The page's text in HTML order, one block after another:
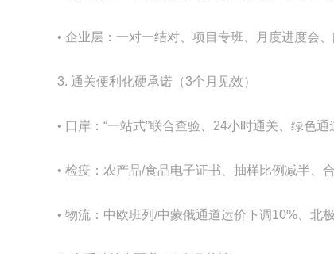
• 企业层：一对一结对、项目专班、月度进度会、
3. 通关便利化硬承诺（3个月见效）
• 口岸：“一站式”联合查验、24小时通关、绿色
• 检疫：农产品/食品电子证书、抽样比例减半、
• 物流：中欧班列/中蒙俄通道运价下调10%、北